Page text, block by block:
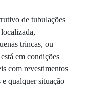
de tubulações
trincas, ou
em condições
com revestimentos
qualquer situação